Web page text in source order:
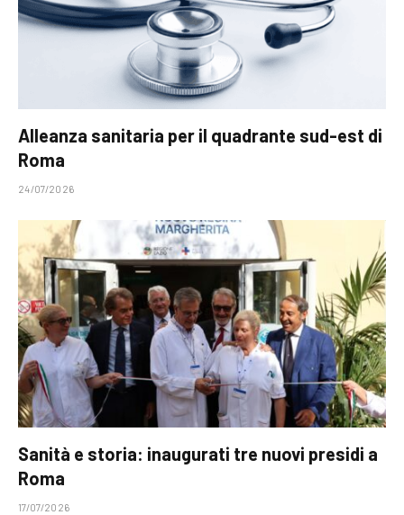
Alleanza sanitaria per il quadrante sud-est di
Roma
24/07/2026
Sanità e storia: inaugurati tre nuovi presidi a
Roma
17/07/2026